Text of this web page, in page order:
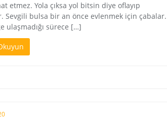
etmez. Yola çıksa yol bitsin diye oflayıp
Sevgili bulsa bir an önce evlenmek için çabalar.
ulaşmadığı sürece […]